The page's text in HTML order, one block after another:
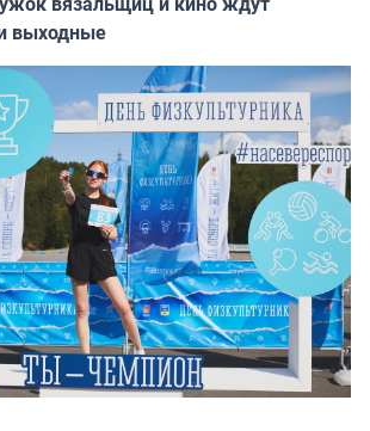
выходные